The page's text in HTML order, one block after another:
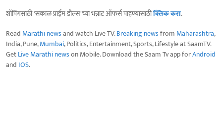
शॉपिंगसाठी 'सकाळ प्राईम डील्स'च्या भन्नाट ऑफर्स पाहण्यासाठीक्लिक करा.
Read Marathi newsand watch Live TV.Breaking newsfrom Maharashtra,
India, Pune,Mumbai, Politics, Entertainment, Sports, Lifestyle at SaamTV.
GetLive Marathi newson Mobile. Download the Saam Tv app forAndroid
and IOS.